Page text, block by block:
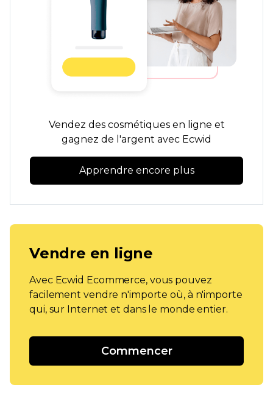
Vendez des cosmétiques en ligne et
gagnez de l'argent avec Ecwid
Apprendre encore plus
Vendre en ligne
Avec Ecwid Ecommerce, vous pouvez
facilement vendre n'importe où, à n'importe
qui, sur Internet et dans le monde entier.
Commencer